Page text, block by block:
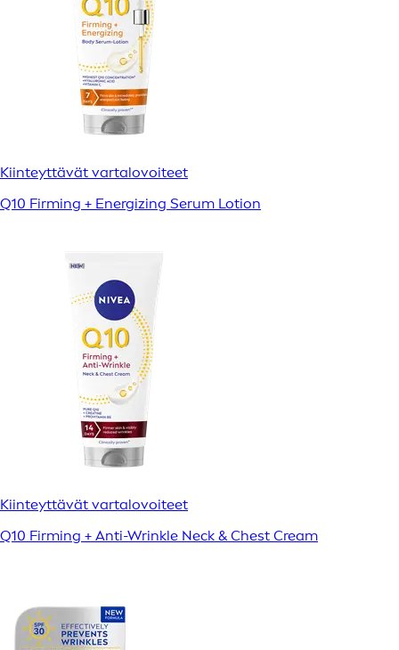
Kiinteyttävät vartalovoiteet
Q10 Firming + Energizing Serum Lotion
Kiinteyttävät vartalovoiteet
Q10 Firming + Anti-Wrinkle Neck & Chest Cream